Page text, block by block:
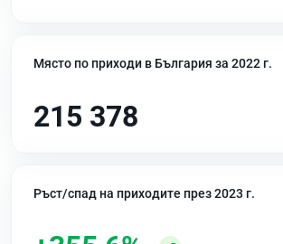
Място по приходи в България за 2022 г.
215 378
Ръст/спад на приходите през 2023 г.